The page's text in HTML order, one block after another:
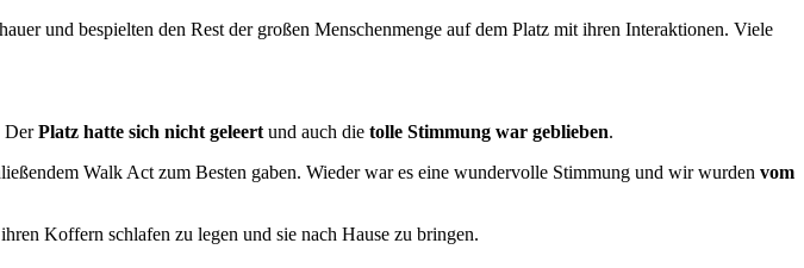
und bespielten den Rest der großen Menschenmenge auf dem Platz mit ihren Interaktionen. Viele
DerPlatz hatte sich nicht geleert und auch die tolle Stimmung war geblieben.
Walk Act zum Besten gaben. Wieder war es eine wundervolle Stimmung und wir wurden vom
Koffern schlafen zu legen und sie nach Hause zu bringen.